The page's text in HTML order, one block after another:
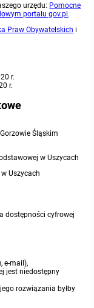
urzędu: Pomocne
portalu gov.pl.
Praw Obywatelskich i
r.
r.
Śląskim
w Uszycach
Uszycach
dostępności cyfrowej
e-mail),
jest niedostępny
rozwiązania byłby